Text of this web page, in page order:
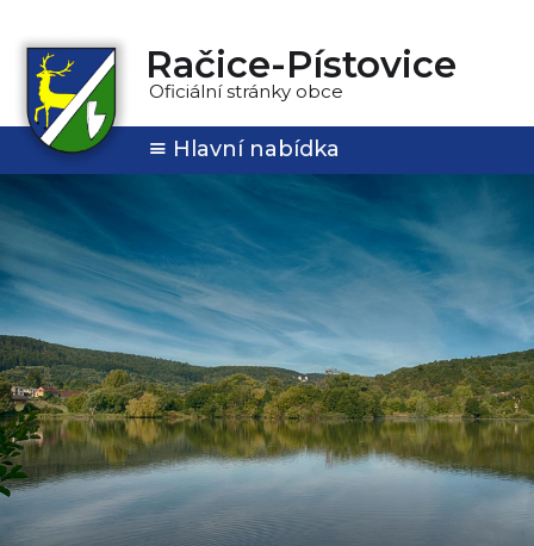
Račice-Pístovice
Oficiální stránky obce
Hlavní nabídka